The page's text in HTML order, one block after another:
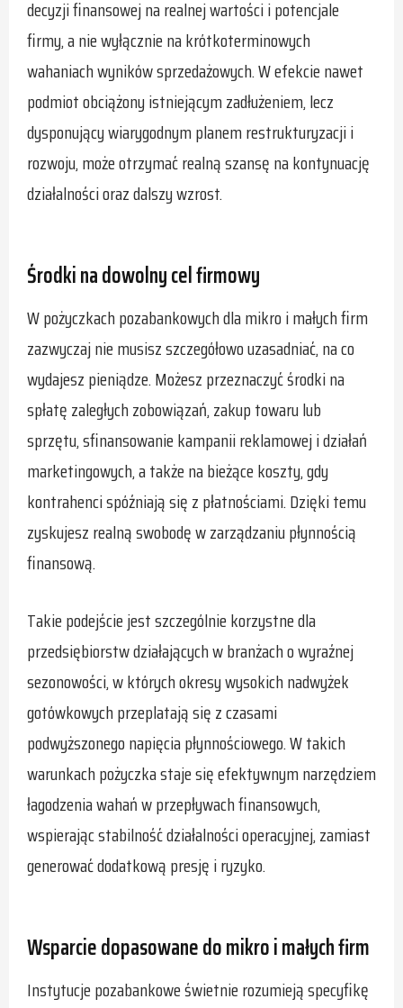
decyzji finansowej na realnej wartości i potencjale
firmy, a nie wyłącznie na krótkoterminowych
wahaniach wyników sprzedażowych. W efekcie nawet
podmiot obciążony istniejącym zadłużeniem, lecz
dysponujący wiarygodnym planem restrukturyzacji i
rozwoju, może otrzymać realną szansę na kontynuację
działalności oraz dalszy wzrost.
Środki na dowolny cel firmowy
W pożyczkach pozabankowych dla mikro i małych firm
zazwyczaj nie musisz szczegółowo uzasadniać, na co
wydajesz pieniądze. Możesz przeznaczyć środki na
spłatę zaległych zobowiązań, zakup towaru lub
sprzętu, sfinansowanie kampanii reklamowej i działań
marketingowych, a także na bieżące koszty, gdy
kontrahenci spóźniają się z płatnościami. Dzięki temu
zyskujesz realną swobodę w zarządzaniu płynnością
finansową.
Takie podejście jest szczególnie korzystne dla
przedsiębiorstw działających w branżach o wyraźnej
sezonowości, w których okresy wysokich nadwyżek
gotówkowych przeplatają się z czasami
podwyższonego napięcia płynnościowego. W takich
warunkach pożyczka staje się efektywnym narzędziem
łagodzenia wahań w przepływach finansowych,
wspierając stabilność działalności operacyjnej, zamiast
generować dodatkową presję i ryzyko.
Wsparcie dopasowane do mikro i małych firm
Instytucje pozabankowe świetnie rozumieją specyfikę